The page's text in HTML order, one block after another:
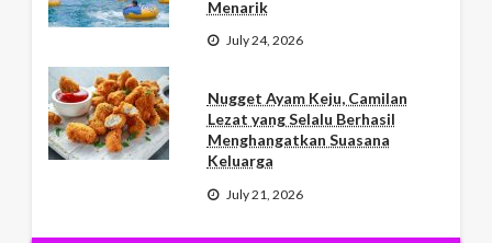
Menarik
July 24, 2026
Nugget Ayam Keju, Camilan
Lezat yang Selalu Berhasil
Menghangatkan Suasana
Keluarga
July 21, 2026